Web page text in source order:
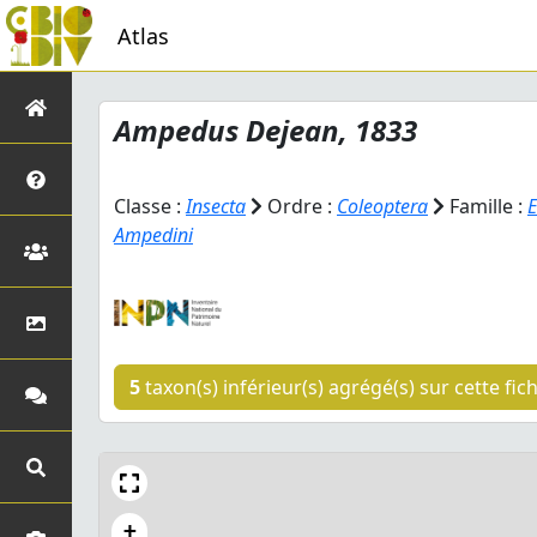
Atlas
AmpedusDejean, 1833
Classe :Insecta Ordre : Coleoptera Famille :
Ampedini
5taxon(s) inférieur(s) agrégé(s) sur cette
+